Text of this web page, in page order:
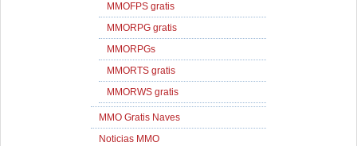
MMOFPS gratis
MMORPG gratis
MMORPGs
MMORTS gratis
MMORWS gratis
MMO Gratis Naves
Noticias MMO